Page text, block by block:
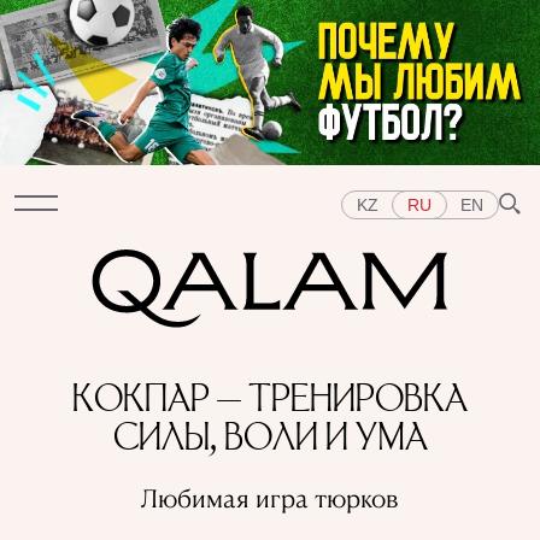
KZ RU EN
ИНТЕРВЬЮ
ЛЕКЦИИ ИСТОРИИ
КОРОТКО
СПЕЦПРОЕКТЫ
ЗАПАД
ЦЕНТРАЛЬНАЯ АЗИЯ
КОКПАР — ТРЕНИРОВКА
СИЛЫ, ВОЛИ И УМА
Любимая игра тюрков